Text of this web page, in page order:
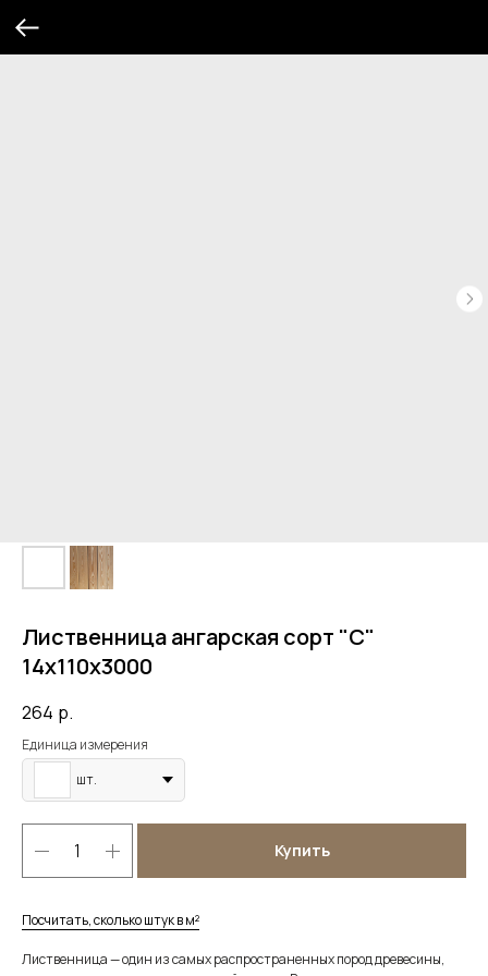
Лиственница ангарская сорт "С"
14х110х3000
264 р.
Единица измерения
шт.
Купить
Посчитать, сколько штук в м²
Лиственница — один из самых распространенных пород древесины,